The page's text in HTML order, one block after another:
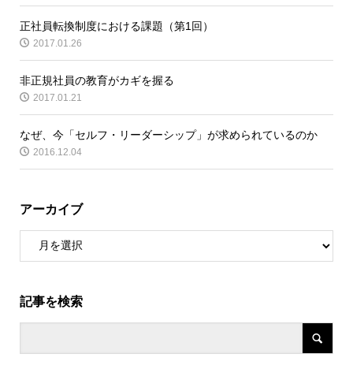
正社員転換制度における課題（第1回）
2017.01.26
非正規社員の教育がカギを握る
2017.01.21
なぜ、今「セルフ・リーダーシップ」が求められているのか
2016.12.04
アーカイブ
記事を検索